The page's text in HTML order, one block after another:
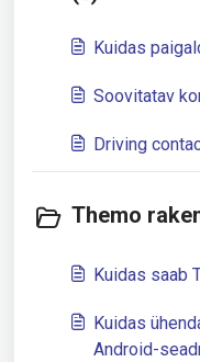
Kuidas
Soovitatav
Driving
Themo
Kuidas saab
Kuidas
Android-